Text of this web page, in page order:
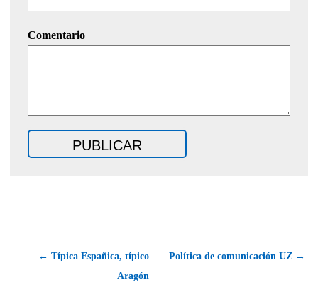
Comentario
← Típica Españica, típico
Aragón
Política de comunicación UZ →